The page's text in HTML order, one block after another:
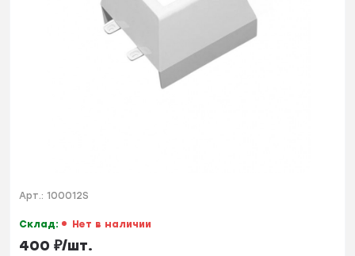
Арт.: 100012S
Склад: Нет в наличии
400 ₽/шт.